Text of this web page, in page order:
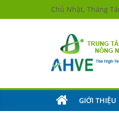
to
Chủ Nhật, Tháng
Trung
tâm
Giáo
nghề
nghiệp
Nông
GIỚI THIỆU